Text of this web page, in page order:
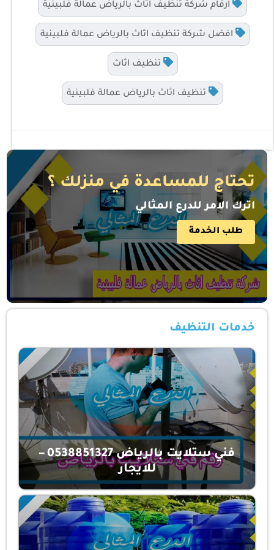
ارقام شركة تنظيف اثاث بالرياض عمالة فلبينية
افضل شركة تنظيف اثاث بالرياض عمالة فلبينية
تنظيف اثاث
تنظيف اثاث بالرياض عمالة فلبينية
تحتاج للمساعدة في منزلك ؟
اترك الامر للدرع المثالي
طلب الخدمة
خدمات التنظيف
فني ستلايت بالرياض 0538851327 –
للايجار